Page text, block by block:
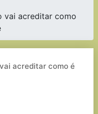
vai acreditar como
vai acreditar como é